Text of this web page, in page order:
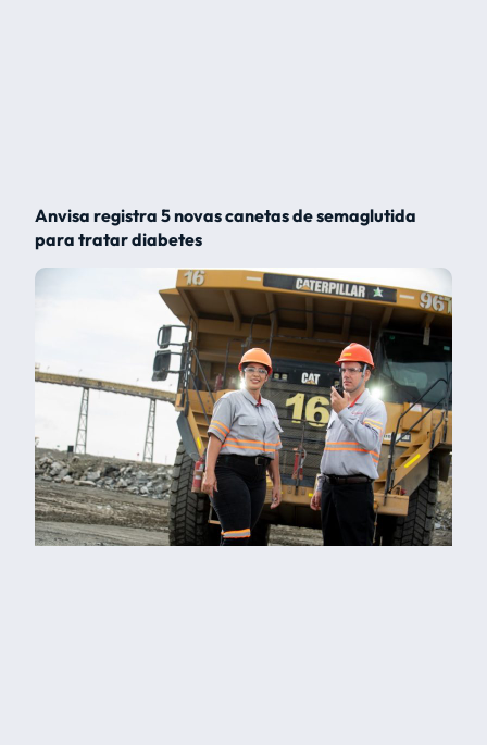
Anvisa registra 5 novas canetas de semaglutida
para tratar diabetes